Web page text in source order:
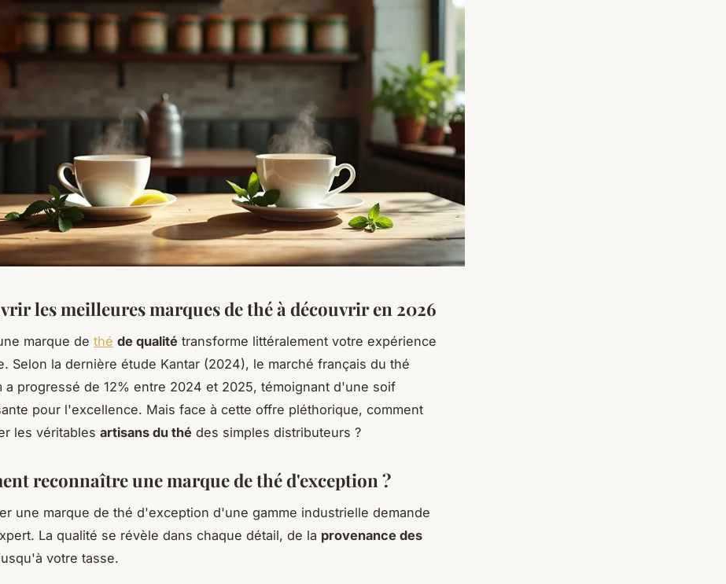
les meilleures marques de thé à découvrir en 2026
marque de thé de qualité transforme littéralement votre expérience
Selon la dernière étude Kantar (2024), le marché français du thé
a progressé de 12% entre 2024 et 2025, témoignant d'une soif
pour l'excellence. Mais face à cette offre pléthorique, comment
les véritables artisans du thé des simples distributeurs ?
reconnaître une marque de thé d'exception ?
une marque de thé d'exception d'une gamme industrielle demande
La qualité se révèle dans chaque détail, de la provenance des
votre tasse.